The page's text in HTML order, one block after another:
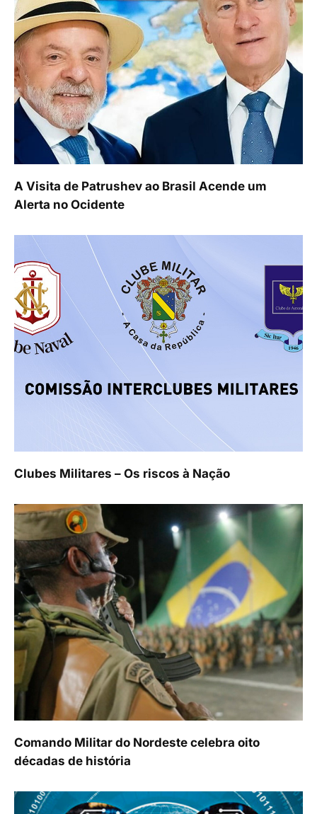
A Visita de Patrushev ao Brasil Acende um
Alerta no Ocidente
Clubes Militares – Os riscos à Nação
Comando Militar do Nordeste celebra oito
décadas de história